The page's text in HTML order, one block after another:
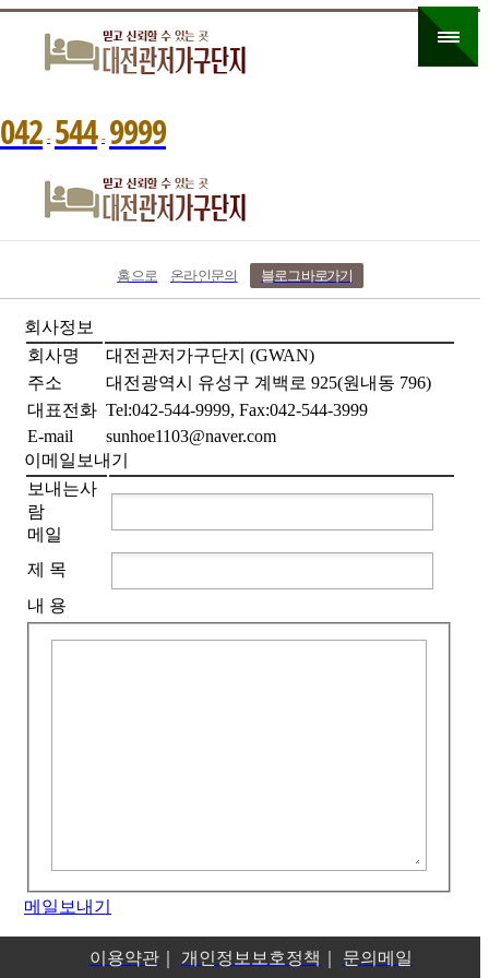
042 - 544 - 9999
홈으로 온라인문의 블로그 바로가기
회사정보
회사명
대전관저가구단지 (GWAN)
주소
대전광역시 유성구 계백로 925(원내동 796)
대표전화 Tel:042-544-9999, Fax:042-544-3999
E-mail
sunhoe1103@naver.com
이메일보내기
보내는사
람
메일
제 목
내 용
메일보내기
이용약관 개인정보보호정책 문의메일